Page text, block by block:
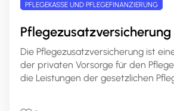
PFLEGEKASSE UND PFLEGEFINANZIERUNG
Pflegezusatzversicherung
Die Pflegezusatzversicherung ist
der privaten Vorsorge für den
die Leistungen der gesetzlichen